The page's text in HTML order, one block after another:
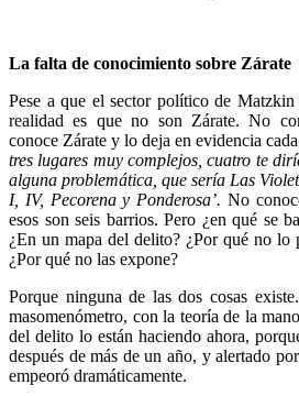
La falta de conocimiento sobre Zárate
Pese a que el sector político de
realidad es que no son Zárate. No
conoce Zárate y lo deja en evidencia
tres lugares muy complejos, cuatro te
alguna problemática, que sería Las
I, IV, Pecorena y Ponderosa’.No
esos son seis barrios. Pero ¿en qué se
¿En un mapa del delito? ¿Por qué no lo
¿Por qué no las expone?
Porque ninguna de las dos cosas
masomenómetro, con la teoría de la
del delito lo están haciendo ahora,
después de más de un año, y alertado
empeoró dramáticamente.